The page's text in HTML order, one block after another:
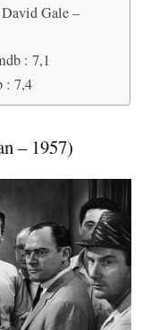
Gale –
: 7,1
: 7,4
– 1957)